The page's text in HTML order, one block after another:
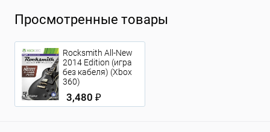
Просмотренные товары
Rocksmith All-New
2014 Edition (игра
без кабеля) (Xbox
360)
3,480 ₽